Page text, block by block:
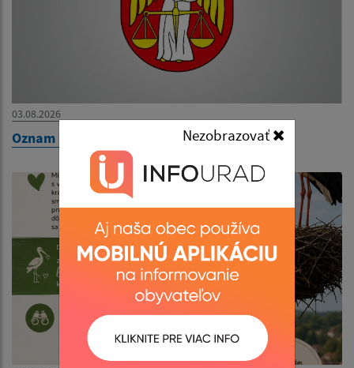
Nezobrazovať
03.08.2026
Oznam - zatvorenie obecného úradu